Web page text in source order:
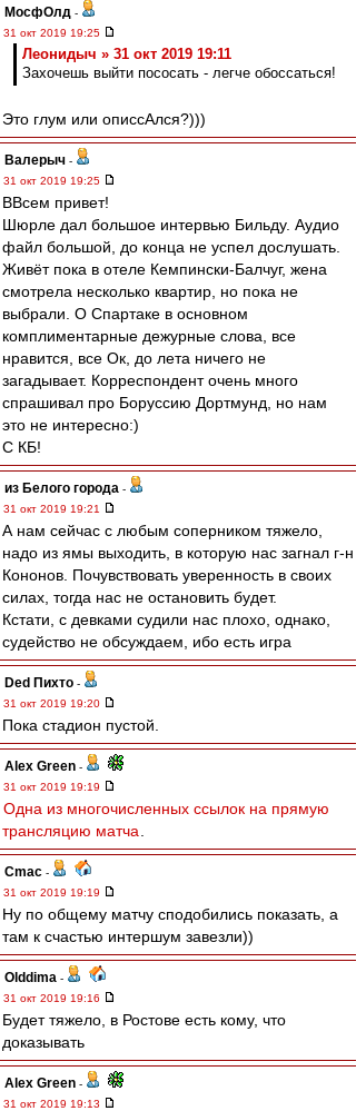
МосфОлд -
31 окт 2019 19:25
Леонидыч » 31 окт 2019 19:11
Захочешь выйти пососать - легче обоссаться!
Это глум или описсАлся?)))
Валерыч -
31 окт 2019 19:25
ВВсем привет!
Шюрле дал большое интервью Бильду. Аудио
файл большой, до конца не успел дослушать.
Живёт пока в отеле Кемпински-Балчуг, жена
смотрела несколько квартир, но пока не
выбрали. О Спартаке в основном
комплиментарные дежурные слова, все
нравится, все Ок, до лета ничего не
загадывает. Корреспондент очень много
спрашивал про Боруссию Дортмунд, но нам
это не интересно:)
С КБ!
из Белого города -
31 окт 2019 19:21
А нам сейчас с любым соперником тяжело,
надо из ямы выходить, в которую нас загнал г-н
Кононов. Почувствовать уверенность в своих
силах, тогда нас не остановить будет.
Кстати, с девками судили нас плохо, однако,
судейство не обсуждаем, ибо есть игра
Ded Пихто -
31 окт 2019 19:20
Пока стадион пустой.
Alex Green -
31 окт 2019 19:19
Одна из многочисленных ссылок на прямую
трансляцию матча
Cmac -
31 окт 2019 19:19
Ну по общему матчу сподобились показать, а
там к счастью интершум завезли))
Olddima -
31 окт 2019 19:16
Будет тяжело, в Ростове есть кому, что
доказывать
Alex Green -
31 окт 2019 19:13